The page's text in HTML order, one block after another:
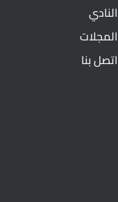
النادي
المجلات
اتصل بنا